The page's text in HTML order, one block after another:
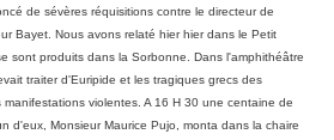
de sévères réquisitions contre le directeur de
Bayet. Nous avons relaté hier hier dans le Petit
sont produits dans la Sorbonne. Dans l'amphithéâtre
traiter d'Euripide et les tragiques grecs des
violentes. A 16 H 30 une centaine de
d'eux, Monsieur Maurice Pujo, monta dans la chaire